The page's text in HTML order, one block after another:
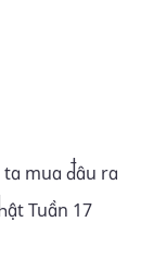
ta mua đâu ra
Tuần 17